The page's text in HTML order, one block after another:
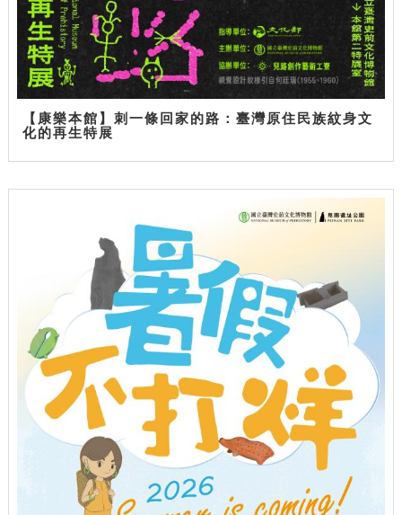
【康樂本館】刺一條回家的路：臺灣原住民族紋身文
化的再生特展